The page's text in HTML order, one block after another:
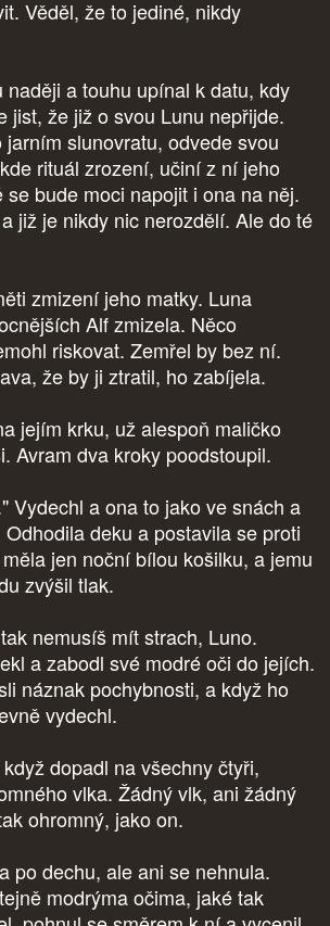
Věděl, že to jediné, nikdy
naději a touhu upínal k datu, kdy
jist, že již o svou Lunu nepřijde.
slunovratu, odvede svou
rituál zrození, učiní z ní jeho
se bude moci napojit i ona na něj.
již je nikdy nic nerozdělí. Ale do té
zmizení jeho matky. Luna
Alf zmizela. Něco
riskovat. Zemřel by bez ní.
že by ji ztratil, ho zabíjela.
jejím krku, už alespoň maličko
Avram dva kroky poodstoupil.
Vydechl a ona to jako ve snách a
deku a postavila se proti
jen noční bílou košilku, a jemu
zvýšil tlak.
nemusíš mít strach, Luno.
a zabodl své modré oči do jejích.
náznak pochybnosti, a když ho
vydechl.
dopadl na všechny čtyři,
vlka. Žádný vlk, ani žádný
ohromný, jako on.
po dechu, ale ani se nehnula.
modrýma očima, jaké tak